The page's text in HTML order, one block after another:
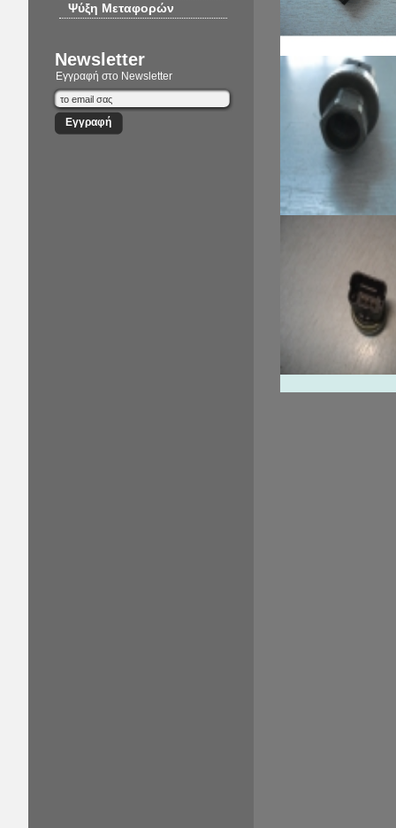
Ψύξη Μεταφορών
Newsletter
Εγγραφή στο Newsletter